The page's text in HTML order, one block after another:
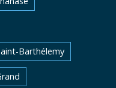
Barthélemy